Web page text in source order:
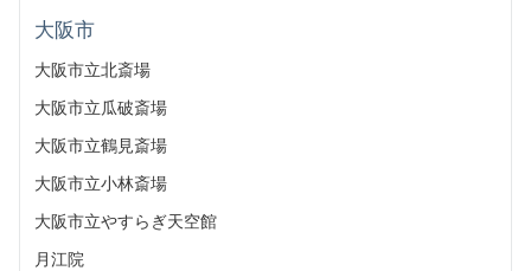
大阪市
大阪市立北斎場
大阪市立瓜破斎場
大阪市立鶴見斎場
大阪市立小林斎場
大阪市立やすらぎ天空館
月江院